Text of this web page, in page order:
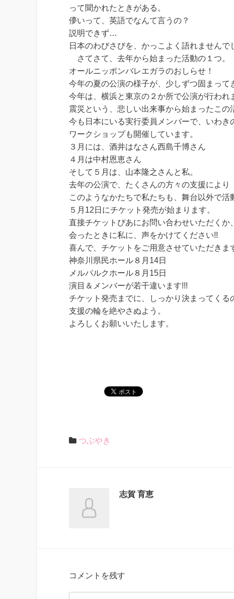
って聞かれたときがある。
儚いって、英語でなんて言うの？
説明できず…
日本のわびさびを、かっこよく語れませんで
さてさて、去年から始まった活動の１つ。
オールニッポンバレエガラのおしらせ！
今年の夏の公演の様子が、少しずつ固まって
今年は、横浜と東京の２か所で公演が行われ
震災という、悲しい出来事から始まったこの
今も日本にいる実行委員メンバーで、いわき
ワークショップも開催しています。
３月には、酒井はなさん西島千博さん
４月は中村恩恵さん
そして５月は、山本隆之さんと私。
去年の公演で、たくさんの方々の支援により
このようなかたちで私たちも、舞台以外で活
５月12日にチケット発売が始まります。
直接チケットぴあにお問い合わせいただくか、
会ったときに私に、声をかけてください!!
喜んで、チケットをご用意させていただきま
神奈川県民ホール８月14日
メルパルクホール８月15日
演目＆メンバーが若干違います!!!
チケット発売までに、しっかり決まってくる
支援の輪を絶やさぬよう。
よろしくお願いいたします。
つぶやき
志賀 育恵
コメントを残す